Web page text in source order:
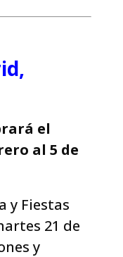
el
al 5 de
y Fiestas
21 de
y